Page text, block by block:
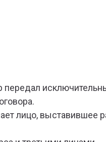
передал
лицо, выставившее